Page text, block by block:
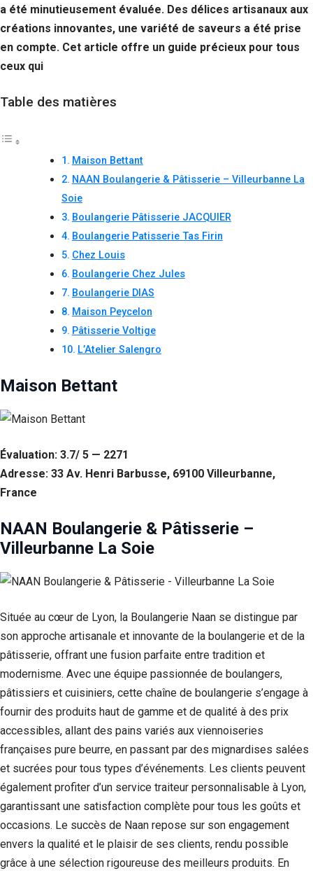
a été minutieusement évaluée. Des délices artisanaux aux
créations innovantes, une variété de saveurs a été prise
en compte. Cet article offre un guide précieux pour tous
ceux qui
Table des matières
Maison Bettant
NAAN Boulangerie & Pâtisserie – Villeurbanne La
Soie
Boulangerie Pâtisserie JACQUIER
Boulangerie Patisserie Tas Firin
Chez Louis
Boulangerie Chez Jules
Boulangerie DIAS
Maison Peycelon
Pâtisserie Voltige
L’Atelier Salengro
Maison Bettant
Évaluation: 3.7/ 5 — 2271
Adresse: 33 Av. Henri Barbusse, 69100 Villeurbanne,
France
NAAN Boulangerie & Pâtisserie –
Villeurbanne La Soie
Située au cœur de Lyon, la Boulangerie Naan se distingue par
son approche artisanale et innovante de la boulangerie et de la
pâtisserie, offrant une fusion parfaite entre tradition et
modernisme. Avec une équipe passionnée de boulangers,
pâtissiers et cuisiniers, cette chaîne de boulangerie s’engage à
fournir des produits haut de gamme et de qualité à des prix
accessibles, allant des pains variés aux viennoiseries
françaises pure beurre, en passant par des mignardises salées
et sucrées pour tous types d’événements. Les clients peuvent
également profiter d’un service traiteur personnalisable à Lyon,
garantissant une satisfaction complète pour tous les goûts et
occasions. Le succès de Naan repose sur son engagement
envers la qualité et le plaisir de ses clients, rendu possible
grâce à une sélection rigoureuse des meilleurs produits. En